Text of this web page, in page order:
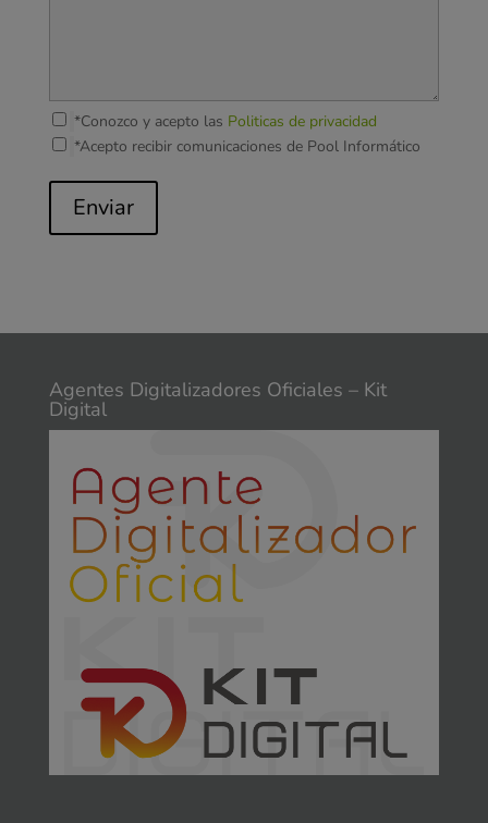
*Conozco y acepto las Politicas de privacidad
*Acepto recibir comunicaciones de Pool Informático
Enviar
Agentes Digitalizadores Oficiales – Kit
Digital